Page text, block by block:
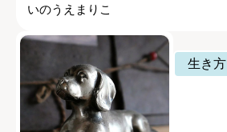
いのうえまりこ
生き方